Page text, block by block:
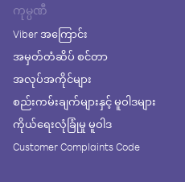
ကုမ္ပဏီ
Viber အကြောင်း
အမှတ်တံဆိပ် စင်တာ
အလုပ်အကိုင်များ
စည်းကမ်းချက်များနှင့် မူဝါဒများ
ကိုယ်ရေးလုံခြုံမှု မူဝါဒ
Customer Complaints Code